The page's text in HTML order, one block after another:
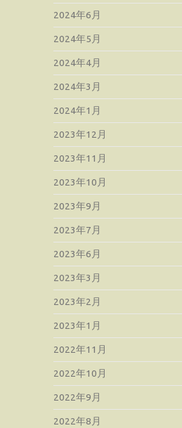
2024年6月
2024年5月
2024年4月
2024年3月
2024年1月
2023年12月
2023年11月
2023年10月
2023年9月
2023年7月
2023年6月
2023年3月
2023年2月
2023年1月
2022年11月
2022年10月
2022年9月
2022年8月